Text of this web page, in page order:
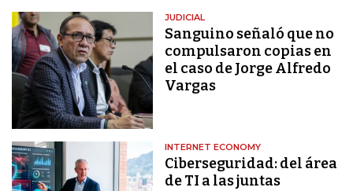
JUDICIAL
Sanguino señaló que no
compulsaron copias en
el caso de Jorge Alfredo
Vargas
INTERNET ECONOMY
Ciberseguridad: del área
de TI a las juntas